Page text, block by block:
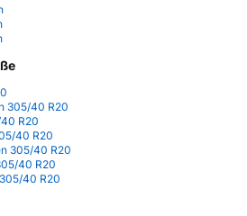
305/40 R20
R20
40 R20
305/40 R20
40 R20
40 R20